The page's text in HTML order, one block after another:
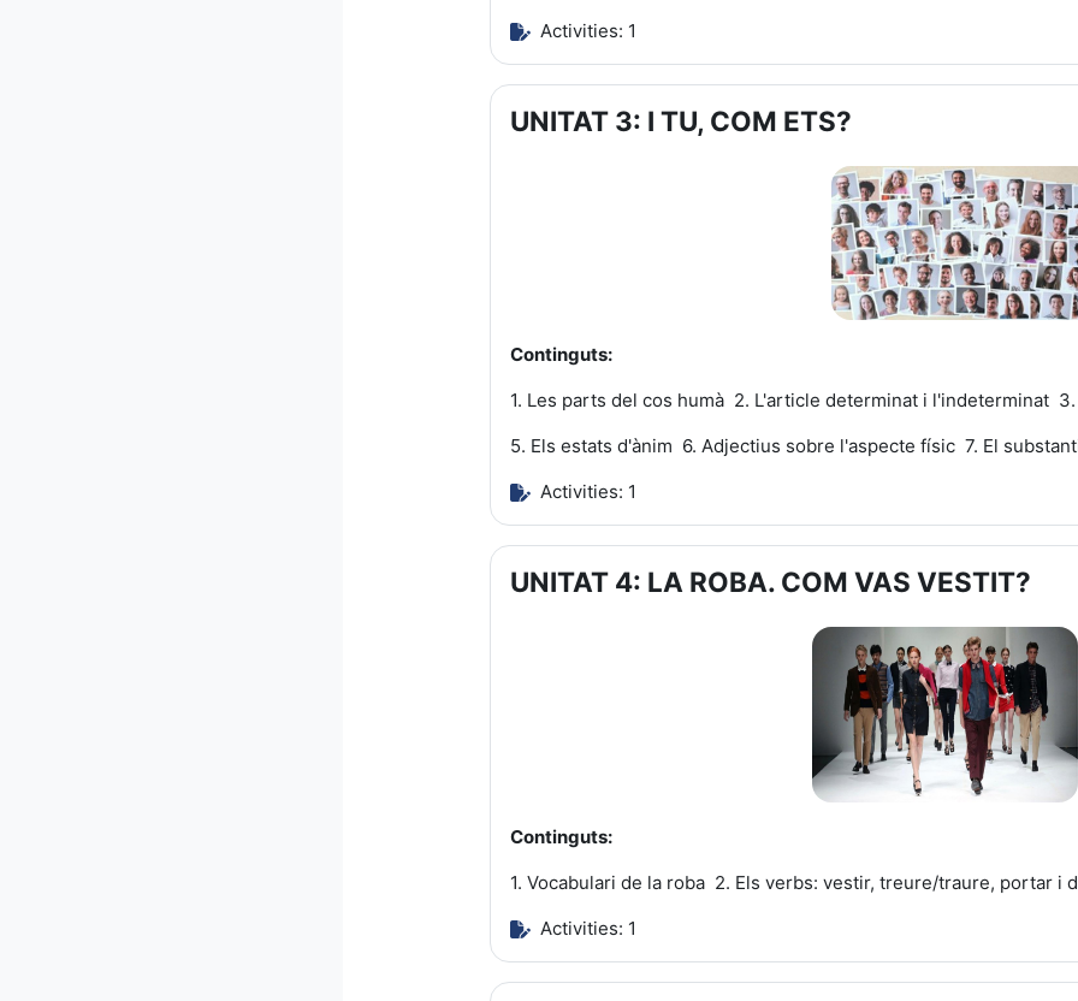
Activities: 1
UNITAT 3: I TU, COM ETS?
Continguts:
1. Les parts del cos humà 2. L'article determinat i l'indeterminat
5. Els estats d'ànim 6. Adjectius sobre l'aspecte físic 7. El
Activities: 1
UNITAT 4: LA ROBA. COM VAS VESTIT?
Continguts:
1. Vocabulari de la roba 2. Els verbs: vestir, treure/traure, portar i
Activities: 1